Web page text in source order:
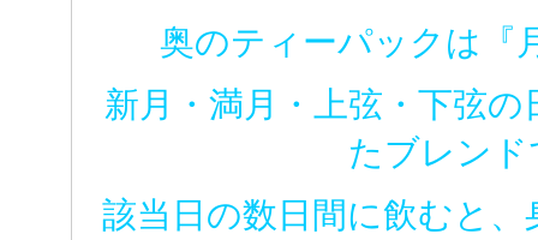
奥のティーパックは『
新月・満月・上弦・下弦
たブレンド
該当日の数日間に飲むと